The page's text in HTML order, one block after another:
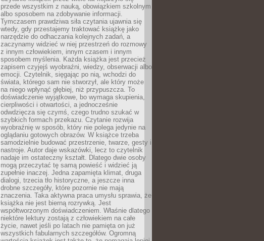
przede wszystkim z nauką, obowiązkiem szkolnym
albo sposobem na zdobywanie informacji.
Tymczasem prawdziwa siła czytania ujawnia się
wtedy, gdy przestajemy traktować książkę jako
narzędzie do odhaczania kolejnych zadań, a
zaczynamy widzieć w niej przestrzeń do rozmowy
z innym człowiekiem, innym czasem i innym
sposobem myślenia. Każda książka jest przecież
zapisem czyjejś wyobraźni, wiedzy, obserwacji albo
emocji. Czytelnik, sięgając po nią, wchodzi do
świata, którego sam nie stworzył, ale który może
na niego wpłynąć głębiej, niż przypuszcza. To
doświadczenie wyjątkowe, bo wymaga skupienia,
cierpliwości i otwartości, a jednocześnie
odwdzięcza się czymś, czego trudno szukać w
szybkich formach przekazu. Czytanie rozwija
wyobraźnię w sposób, który nie polega jedynie na
oglądaniu gotowych obrazów. W książce trzeba
samodzielnie budować przestrzenie, twarze, gesty i
nastroje. Autor daje wskazówki, lecz to czytelnik
nadaje im ostateczny kształt. Dlatego dwie osoby
mogą przeczytać tę samą powieść i widzieć ją
zupełnie inaczej. Jedna zapamięta klimat, druga
dialogi, trzecia tło historyczne, a jeszcze inna
drobne szczegóły, które pozornie nie mają
znaczenia. Taka aktywna praca umysłu sprawia, że
książka nie jest bierną rozrywką. Jest
współtworzonym doświadczeniem. Właśnie dlatego
niektóre lektury zostają z człowiekiem na całe
życie, nawet jeśli po latach nie pamięta on już
wszystkich fabularnych szczegółów. Ogromną